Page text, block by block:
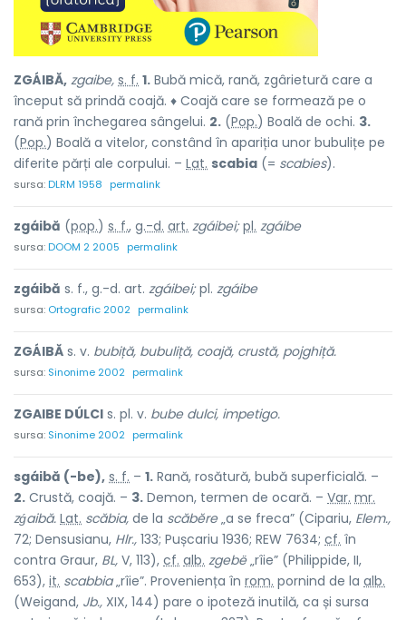
ZGÁIBĂ, zgaibe, s. f. 1. Bubă mică, rană, zgârietură care a
început să prindă coajă. ♦ Coajă care se formează pe o
rană prin închegarea sângelui. 2. (Pop.) Boală de ochi. 3.
(Pop.) Boală a vitelor, constând în apariția unor bubulițe pe
diferite părți ale corpului. – Lat. scabia (= scabies).
sursa:DLRM 1958 permalink
zgáibă (pop.) s. f., g.-d. art. zgáibei; pl. zgáibe
sursa:DOOM 2 2005 permalink
zgáibă s. f., g.-d. art. zgáibei;pl. zgáibe
sursa: Ortografic 2002 permalink
ZGÁIBĂ s. v. bubiță, bubuliță, coajă, crustă, pojghiță.
sursa: Sinonime 2002 permalink
ZGAIBE DÚLCI s. pl. v. bube dulci, impetigo.
sursa: Sinonime 2002 permalink
sgáibă (-be), s. f. – 1. Rană, rosătură, bubă superficială. –
2. Crustă, coajă. – 3. Demon, termen de ocară. – Var. mr.
zǵaibă. Lat. scăbia, de la scăbĕre„a se freca” (Cipariu, Elem.,
72; Densusianu, Hlr., 133; Pușcariu 1936; REW 7634; cf. în
contra Graur, BL, V, 113), cf. alb. zgebë„rîie” (Philippide, II,
653), it. scabbia„rîie”. Proveniența în rom. pornind de la alb.
(Weigand, Jb., XIX, 144) pare o ipoteză inutilă, ca și sursa